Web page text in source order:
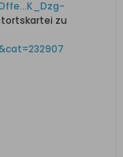
zu